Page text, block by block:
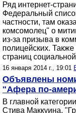
Ряд интернет-
Федеральный
частности, там
комсомолец" о
из-за призыва в
полицейских.
страниц
16 января 2014 г., 19:01
Объявлены
"Афера по-
В главной
Стива Маккуина,